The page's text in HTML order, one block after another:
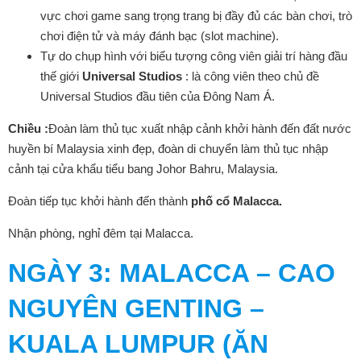
vực chơi game sang trọng trang bị đầy đủ các bàn chơi, trò
chơi điện tử và máy đánh bạc (slot machine).
Tự do chụp hình với biểu tượng công viên giải trí hàng đầu
thế giới Universal Studios : là công viên theo chủ đề
Universal Studios đầu tiên của Đông Nam Á.
Chiều :Đoàn làm thủ tục xuất nhập cảnh khởi hành đến đất nước
huyền bí Malaysia xinh đẹp, đoàn di chuyển làm thủ tục nhập
cảnh tại cửa khẩu tiểu bang Johor Bahru, Malaysia.
Đoàn tiếp tục khởi hành đến thành phố cổ Malacca.
Nhận phòng, nghỉ đêm tại Malacca.
NGÀY 3: MALACCA – CAO
NGUYÊN GENTING –
KUALA LUMPUR (ĂN